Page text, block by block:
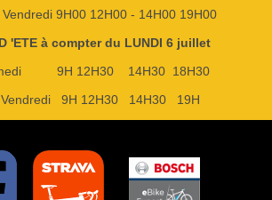
9H00 12H00 - 14H00 19H00
'ETE à compter du LUNDI 6 juillet
9H 12H30 14H30 18H30
Vendredi 9H 12H30 14H30 19H